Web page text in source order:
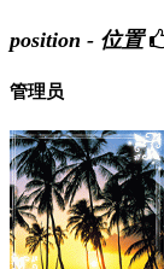
position - 位置
管理员